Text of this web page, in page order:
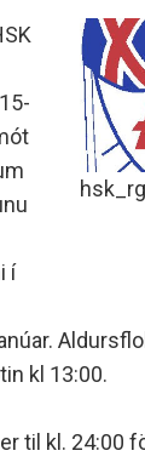
í
kl 13:00.
til kl. 24:00